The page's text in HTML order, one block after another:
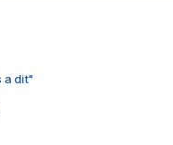
a dit"